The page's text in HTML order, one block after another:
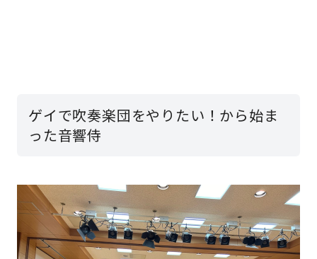
ゲイで吹奏楽団をやりたい！から始ま
った音響侍